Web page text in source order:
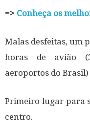
=> Conheça os
Malas desfeitas, um
horas de avião
aeroportos do
Primeiro lugar para
centro.